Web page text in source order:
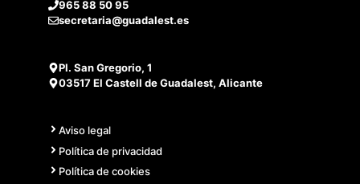
965 88 50 95
secretaria@guadalest.es
Pl. San Gregorio, 1
03517 El Castell de Guadalest, Alicante
Aviso legal
Política de privacidad
Política de cookies